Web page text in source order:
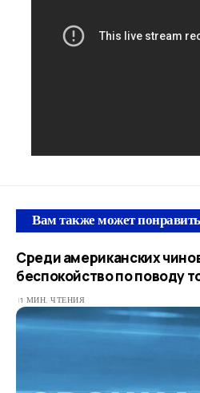
Вам также может
Среди американских
беспокойство по поводу
1 МИН. ЧТЕНИЯ